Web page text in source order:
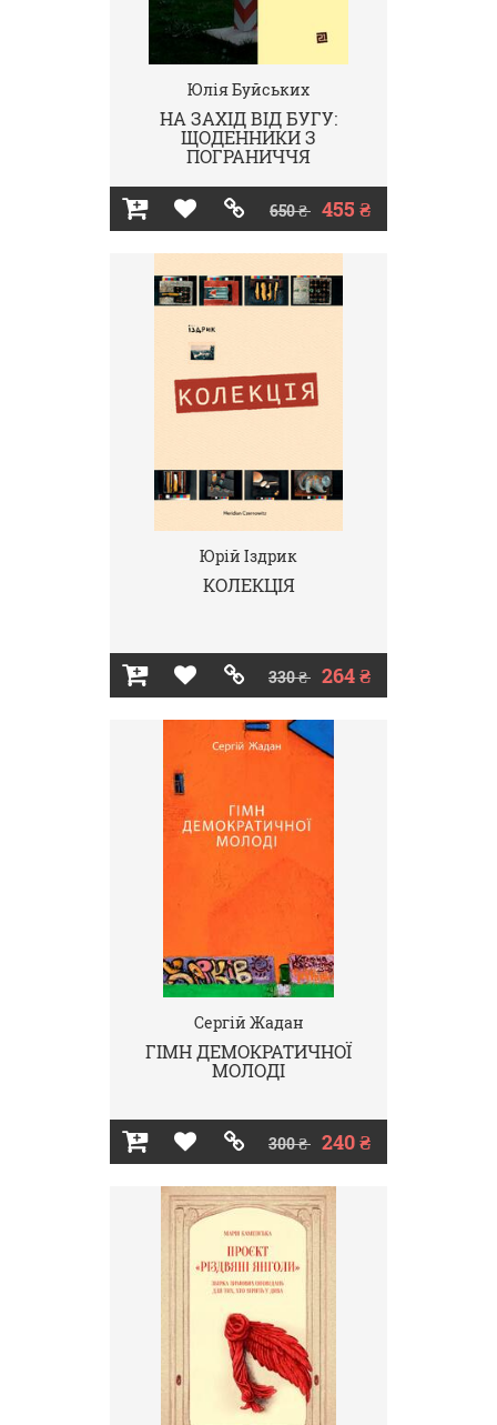
Юлія Буйських
НА ЗАХІД ВІД БУГУ:
ЩОДЕННИКИ З
ПОГРАНИЧЧЯ
650 ₴ 455 ₴
Юрій Іздрик
КОЛЕКЦІЯ
330 ₴ 264 ₴
Сергій Жадан
ГІМН ДЕМОКРАТИЧНОЇ
МОЛОДІ
300 ₴ 240 ₴